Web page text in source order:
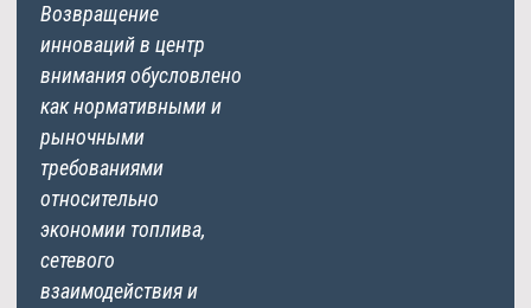
Возвращение
инноваций в центр
внимания обусловлено
как нормативными и
рыночными
требованиями
относительно
экономии топлива,
сетевого
взаимодействия и